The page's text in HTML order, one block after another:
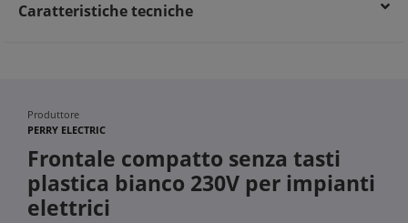
Caratteristiche tecniche
Produttore
PERRY ELECTRIC
Frontale compatto senza tasti
plastica bianco 230V per impianti
elettrici